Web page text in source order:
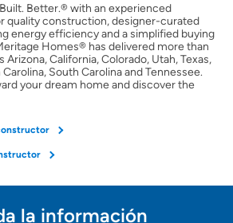
mi puntaje de crédito
Previa
Better.® with an experienced
quality construction, designer-curated
energy efficiency and a simplified buying
Homes® has delivered more than
California, Colorado, Utah, Texas,
South Carolina and Tennessee.
your dream home and discover the
la información